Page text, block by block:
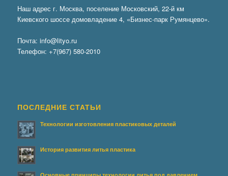
Наш адрес г. Москва, поселение Московский, 22-й км
Киевского шоссе домовладение 4, «Бизнес-парк Румянцево».
Почта: info@lityo.ru
Телефон: +7(967) 580-2010
ПОСЛЕДНИЕ СТАТЬИ
Технологии изготовления пластиковых деталей
История развития литья пластика